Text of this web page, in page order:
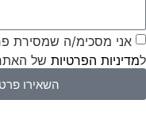
אני מסכימ/ה שמסירת
למדיניות הפרטיות של
השאירו